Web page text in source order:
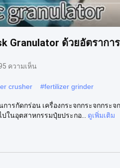
Granulator ด้วยอัตราก
ความเห็น
crusher #fertilizer grinder
ารกัดกร่อน เครื่องกระจกกระจกกระ
นอุตสาหกรรมปุ๋ยประกอ...
ดูเพิ่มเติม